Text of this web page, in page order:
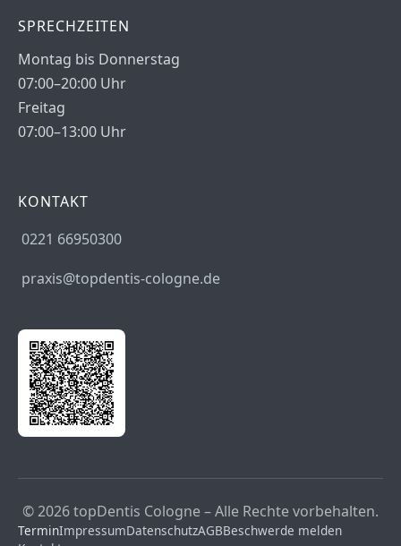
SPRECHZEITEN
Montag bis Donnerstag
07:00–20:00 Uhr
Freitag
07:00–13:00 Uhr
KONTAKT
0221 66950300
praxis@topdentis-cologne.de
© 2026 topDentis Cologne – Alle Rechte vorbehalten.
TerminImpressumDatenschutzAGBBeschwerde melden